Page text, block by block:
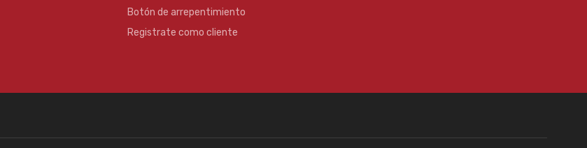
Botón de arrepentimiento
Registrate como cliente